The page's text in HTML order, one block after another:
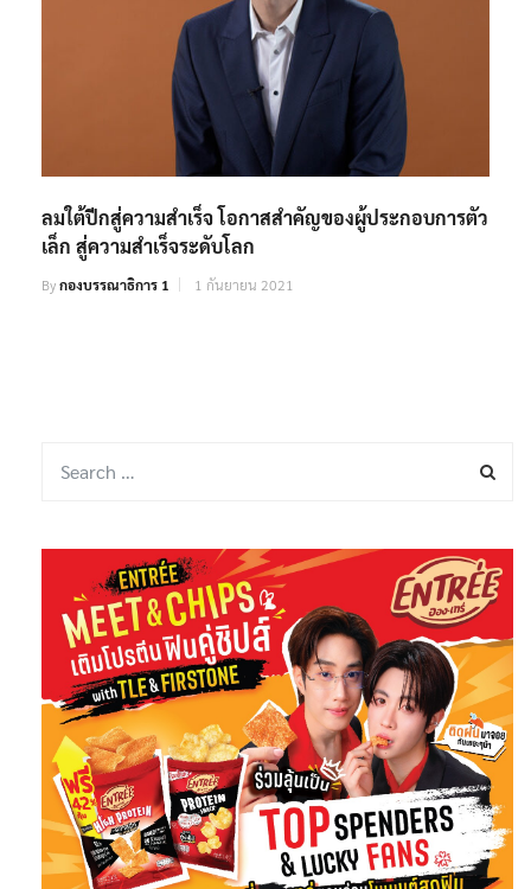
ลมใต้ปีกสู่ความสำเร็จ โอกาสสำคัญของผู้ประกอบการตัว
เล็ก สู่ความสำเร็จระดับโลก
Byกองบรรณาธิการ 1 1 กันยายน 2021